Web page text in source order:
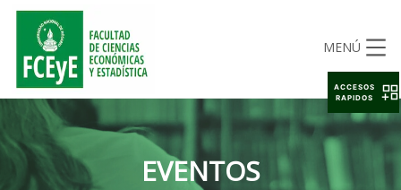
MENÚ
EVENTOS
ACCESOS
RAPIDOS